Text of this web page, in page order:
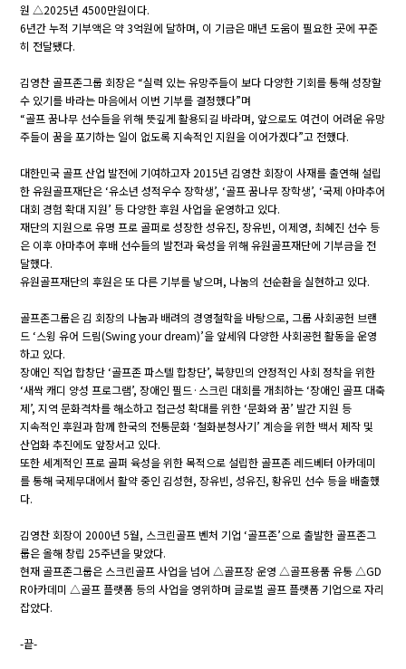
원 △2025년 4500만원이다.
6년간 누적 기부액은 약 3억원에 달하며, 이 기금은 매년 도움이 필요한 곳에 꾸준
히 전달됐다.
김영찬 골프존그룹 회장은 “실력 있는 유망주들이 보다 다양한 기회를 통해 성장할
수 있기를 바라는 마음에서 이번 기부를 결정했다”며
“골프 꿈나무 선수들을 위해 뜻깊게 활용되길 바라며, 앞으로도 여건이 어려운 유망
주들이 꿈을 포기하는 일이 없도록 지속적인 지원을 이어가겠다”고 전했다.
대한민국 골프 산업 발전에 기여하고자 2015년 김영찬 회장이 사재를 출연해 설립
한 유원골프재단은 ‘유소년 성적우수 장학생’, ‘골프 꿈나무 장학생’, ‘국제 아마추어
대회 경험 확대 지원’ 등 다양한 후원 사업을 운영하고 있다.
재단의 지원으로 유명 프로 골퍼로 성장한 성유진, 장유빈, 이제영, 최혜진 선수 등
은 이후 아마추어 후배 선수들의 발전과 육성을 위해 유원골프재단에 기부금을 전
달했다.
유원골프재단의 후원은 또 다른 기부를 낳으며, 나눔의 선순환을 실현하고 있다.
골프존그룹은 김 회장의 나눔과 배려의 경영철학을 바탕으로, 그룹 사회공헌 브랜
드 ‘스윙 유어 드림(Swing your dream)’을 앞세워 다양한 사회공헌 활동을 운영
하고 있다.
장애인 직업 합창단 ‘골프존 파스텔 합창단’, 북향민의 안정적인 사회 정착을 위한
‘새싹 캐디 양성 프로그램’, 장애인 필드·스크린 대회를 개최하는 ‘장애인 골프 대축
제’, 지역 문화격차를 해소하고 접근성 확대를 위한 ‘문화와 꿈’ 발간 지원 등
지속적인 후원과 함께 한국의 전통문화 ‘철화분청사기’ 계승을 위한 백서 제작 및
산업화 추진에도 앞장서고 있다.
또한 세계적인 프로 골퍼 육성을 위한 목적으로 설립한 골프존 레드베터 아카데미
를 통해 국제무대에서 활약 중인 김성현, 장유빈, 성유진, 황유민 선수 등을 배출했
다.
김영찬 회장이 2000년 5월, 스크린골프 벤처 기업 ‘골프존’으로 출발한 골프존그
룹은 올해 창립 25주년을 맞았다.
현재 골프존그룹은 스크린골프 사업을 넘어 △골프장 운영 △골프용품 유통 △GD
R아카데미 △골프 플랫폼 등의 사업을 영위하며 글로벌 골프 플랫폼 기업으로 자리
잡았다.
-끝-